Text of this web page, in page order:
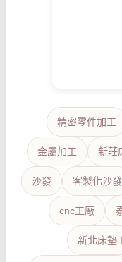
精密零件加工
金屬加工 新莊
沙發 客製化沙發
cnc工廠
新北床墊